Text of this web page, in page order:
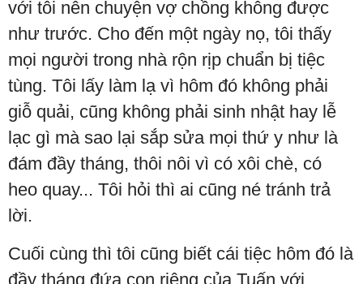
với tôi nên chuyện vợ chồng không được
như trước. Cho đến một ngày nọ, tôi thấy
mọi người trong nhà rộn rịp chuẩn bị tiệc
tùng. Tôi lấy làm lạ vì hôm đó không phải
giỗ quải, cũng không phải sinh nhật hay lễ
lạc gì mà sao lại sắp sửa mọi thứ y như là
đám đầy tháng, thôi nôi vì có xôi chè, có
heo quay... Tôi hỏi thì ai cũng né tránh trả
lời.
Cuối cùng thì tôi cũng biết cái tiệc hôm đó là
đầy tháng đứa con riêng của Tuấn với